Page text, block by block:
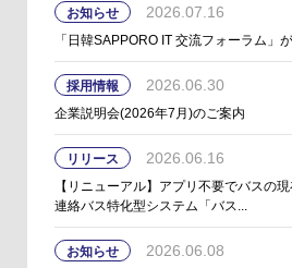
お知らせ 2026.07.16
「日韓SAPPORO IT 交流フォーラム」
採用情報 2026.06.30
企業説明会(2026年7月)のご案内
リリース 2026.06.16
【リニューアル】アプリ不要でバスの
連絡バス特化型システム「バス...
お知らせ 2026.06.08